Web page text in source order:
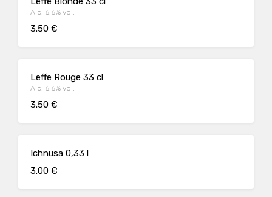
Alc. 6,6% vol.
3.50 €
Leffe Rouge 33 cl
Alc. 6,6% vol.
3.50 €
Ichnusa 0,33 l
3.00 €